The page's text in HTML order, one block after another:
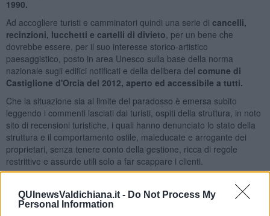
QUInewsValdichiana.it - Do Not Process My
Personal Information
1990.
Ad accogliere turisti e camminatori quindi una serie di cancelli,
recinzioni, lucchetti e cartelli di divieto , per un bene che
dovrebbe essere, per il suo interesse storico-artistico
paesaggistico, posto in area Unesco sulla base della norma
nazionale sugli edifici notificati e della delibera del comune di
Castiglione d'Orcia del 2012, aperto ed accessibile a tutti.
Che la situazione sia al limite del paradosso è emersa subito
leggendo i commenti lasciati dai turisti, ospiti della struttura, in noto
sito di recensioni turistiche, i quali hanno denunciato lo stato della
struttura e il comportamento ostile, maleducate e arrogante dei
proprietari, senza tenere conto della gestione, ricca di regole
restrittive e assurde utili solo a far scappare i clienti.
scopo di tutelare il territorio e le sue bellezze,su indicazione del
gruppo Amici del Trekking di Montepulciano
, si è fatto